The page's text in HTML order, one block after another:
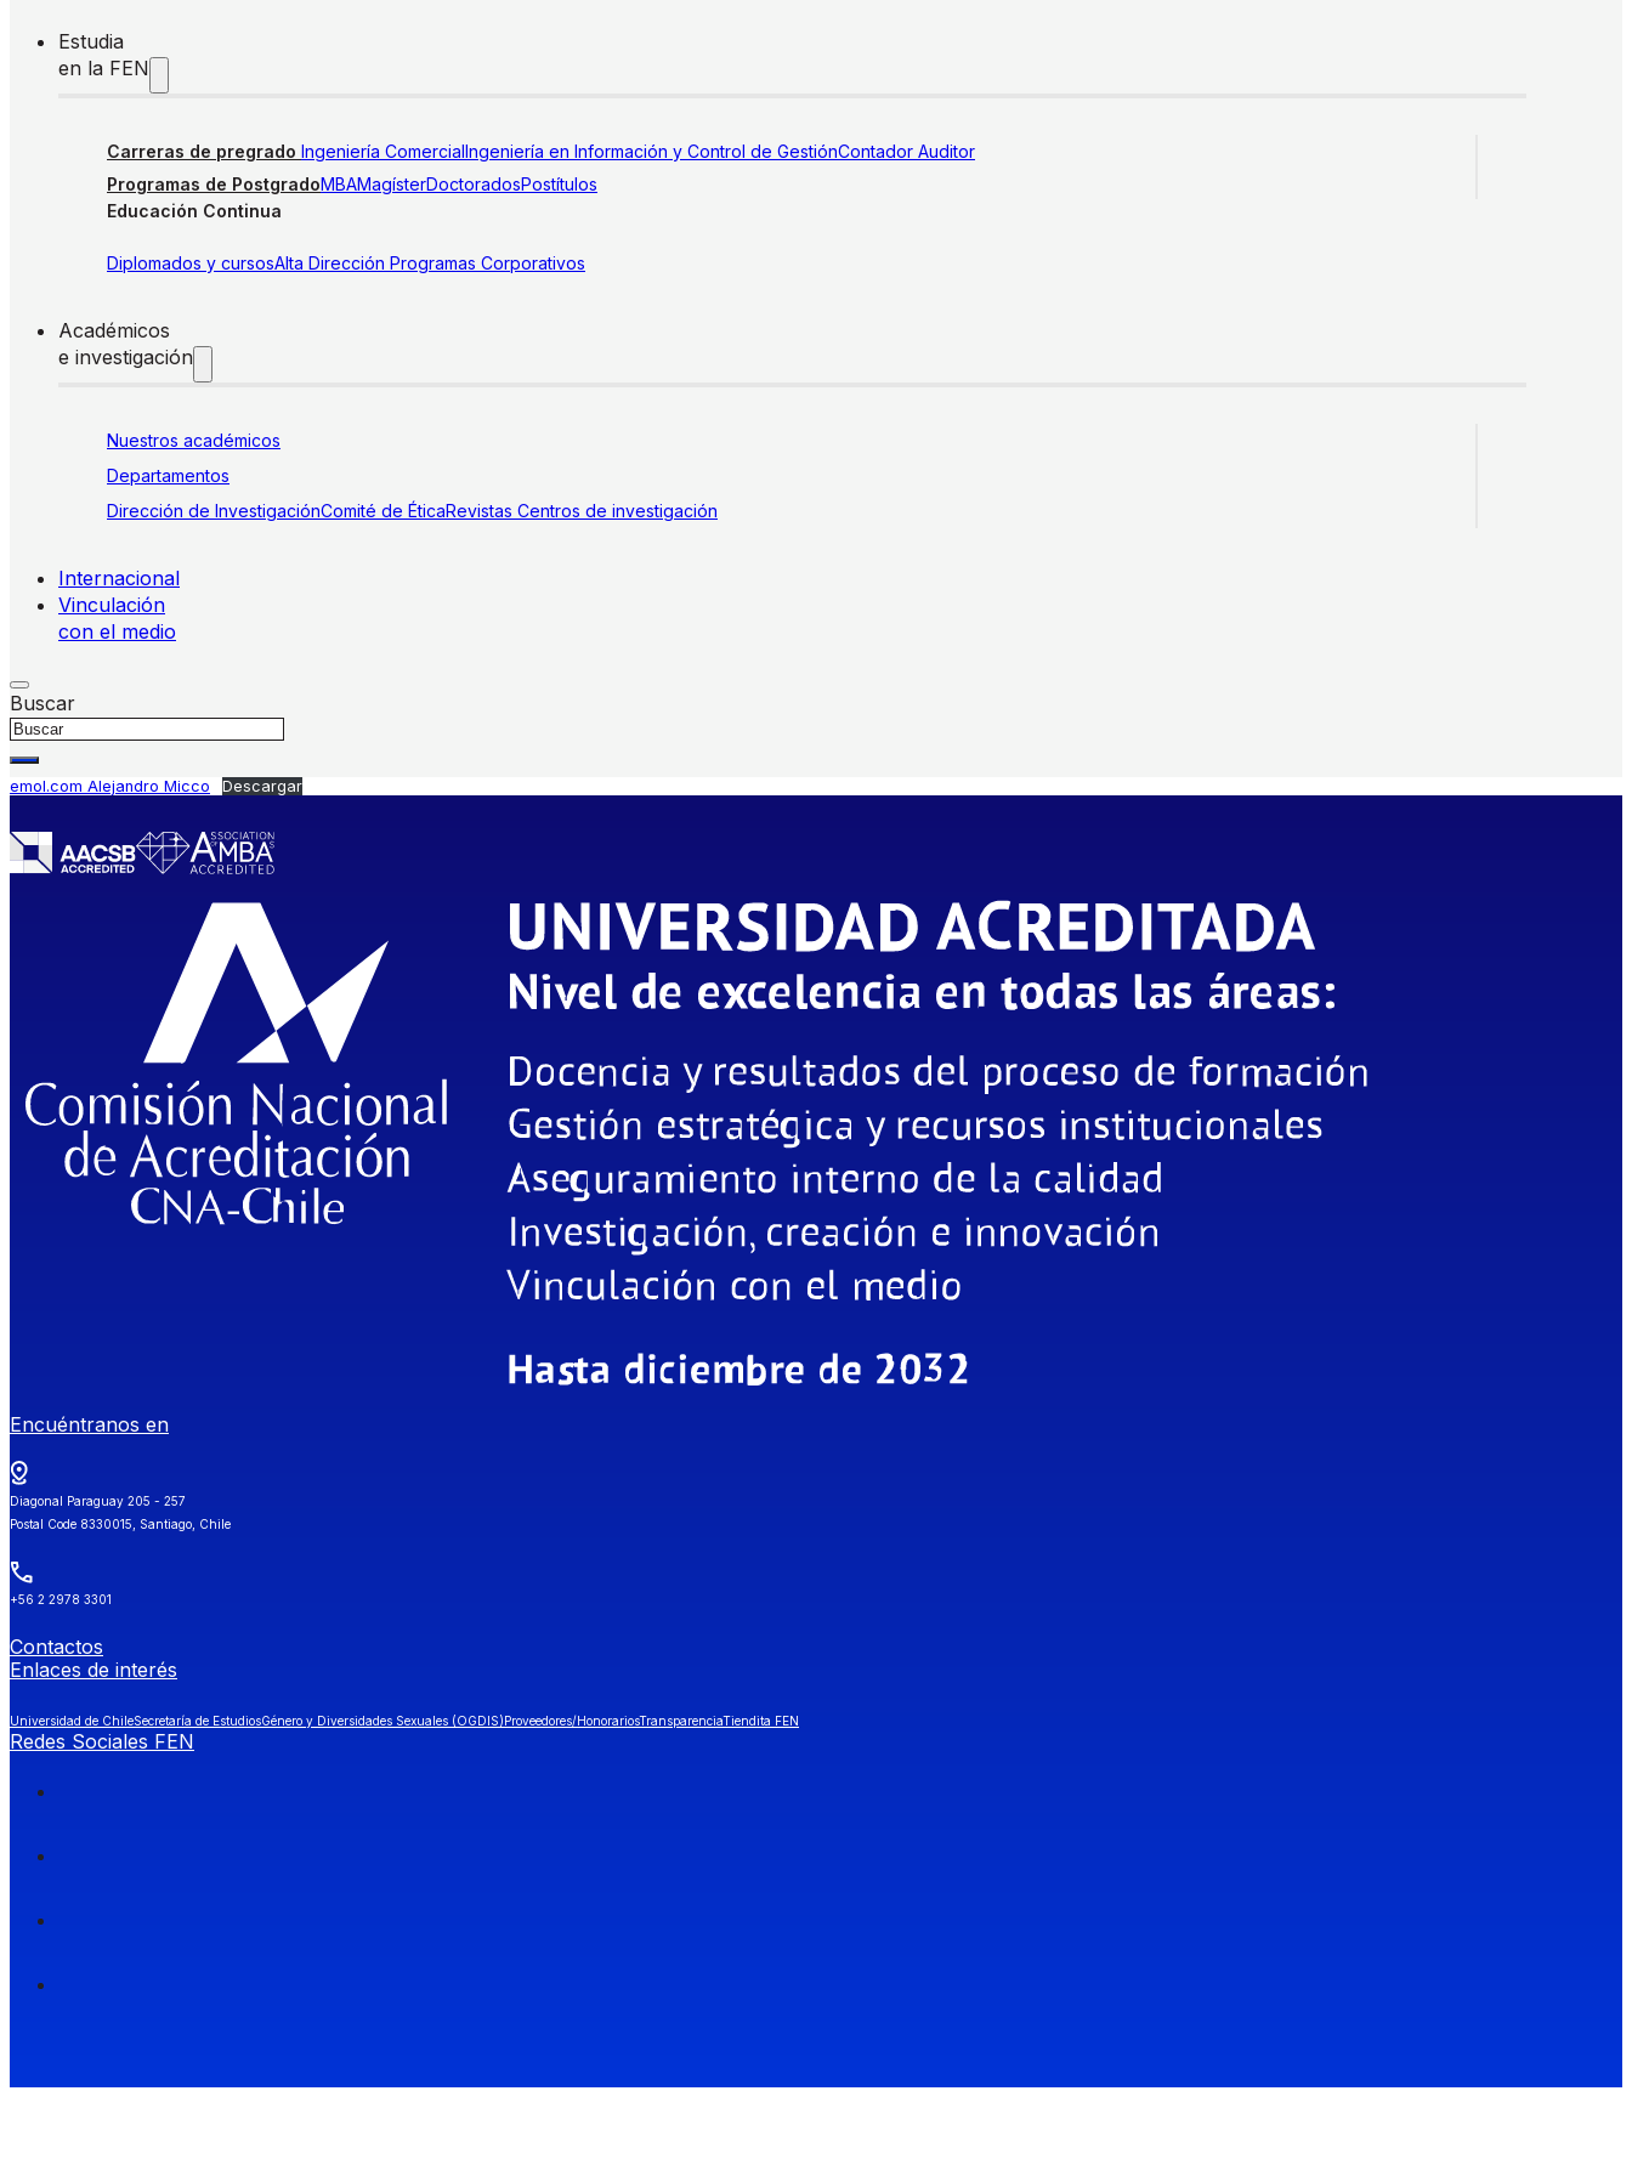
Estudia
en la FEN
Carreras de pregrado Ingeniería ComercialIngeniería en Información y Control de GestiónContador Auditor
Programas de PostgradoMBAMagísterDoctoradosPostítulos
Educación Continua
Diplomados y cursosAlta Dirección Programas Corporativos
Académicos
e investigación
Nuestros académicos
Departamentos
Dirección de InvestigaciónComité de ÉticaRevistas Centros de investigación
Internacional
Vinculación
con el medio
Buscar
emol.com Alejandro Micco Descargar
Encuéntranos en
Diagonal Paraguay 205 - 257
Postal Code 8330015, Santiago, Chile
+56 2 2978 3301
Contactos
Enlaces de interés
Universidad de ChileSecretaría de EstudiosGénero y Diversidades Sexuales (OGDIS)Proveedores/HonorariosTransparenciaTiendita FEN
Redes Sociales FEN